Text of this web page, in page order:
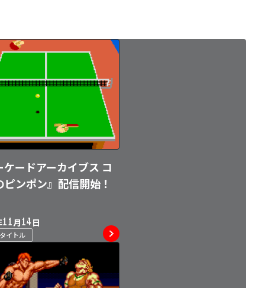
ケードアーカイブス コ
ピンポン』配信開始！
11月14日
イトル